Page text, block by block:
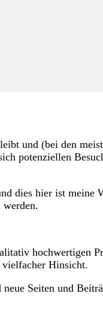
und (bei den
potenziellen
dies hier ist
werden.
hochwertigen
vielfacher Hinsicht.
Seiten und